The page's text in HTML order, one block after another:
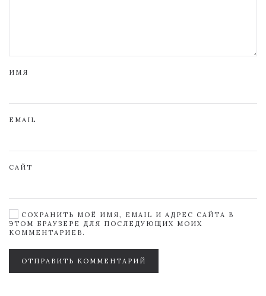
ИМЯ
EMAIL
САЙТ
СОХРАНИТЬ МОЁ ИМЯ, EMAIL И АДРЕС САЙТА В
ЭТОМ БРАУЗЕРЕ ДЛЯ ПОСЛЕДУЮЩИХ МОИХ
КОММЕНТАРИЕВ.
ОТПРАВИТЬ КОММЕНТАРИЙ